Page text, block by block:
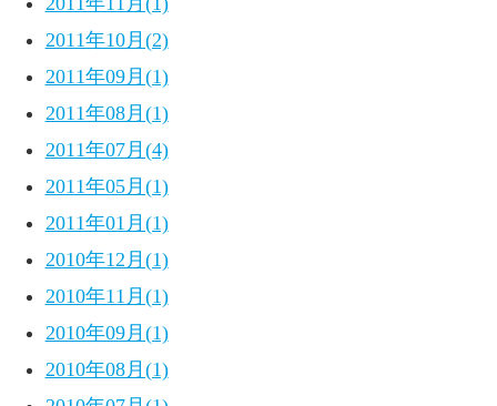
2011年10月(2)
2011年09月(1)
2011年08月(1)
2011年07月(4)
2011年05月(1)
2011年01月(1)
2010年12月(1)
2010年11月(1)
2010年09月(1)
2010年08月(1)